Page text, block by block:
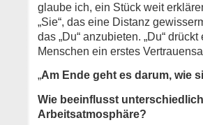
glaube ich, ein Stück weit
„Sie“, das eine Distanz
das „Du“ anzubieten. „Du“
Menschen ein erstes
„Am Ende geht es darum, wie
Wie beeinflusst
Arbeitsatmosphäre?